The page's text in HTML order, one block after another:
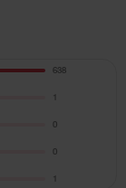
นอกกาย
638
1
0
0
1